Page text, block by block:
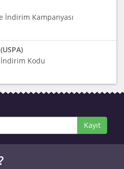
İndirim Kampanyası
İndirim Kodu
Kayıt